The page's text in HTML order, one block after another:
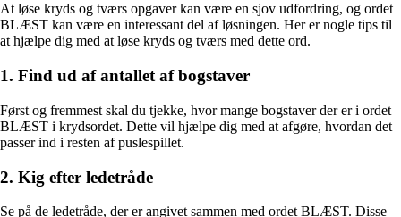
At løse kryds og tværs opgaver kan være en sjov udfordring, og ordet
BLÆST kan være en interessant del af løsningen. Her er nogle tips til
at hjælpe dig med at løse kryds og tværs med dette ord.
1. Find ud af antallet af bogstaver
Først og fremmest skal du tjekke, hvor mange bogstaver der er i ordet
BLÆST i krydsordet. Dette vil hjælpe dig med at afgøre, hvordan det
passer ind i resten af puslespillet.
2. Kig efter ledetråde
Se på de ledetråde, der er angivet sammen med ordet BLÆST. Disse